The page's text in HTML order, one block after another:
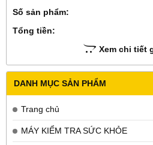
Số sản phẩm:
Tổng tiền:
Xem chi tiết
DANH MỤC SẢN PHẨM
Trang chủ
MÁY KIỂM TRA SỨC KHỎE